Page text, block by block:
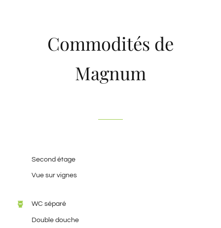
Commodités de
Magnum
Second étage
Vue sur vignes
WC séparé
Double douche